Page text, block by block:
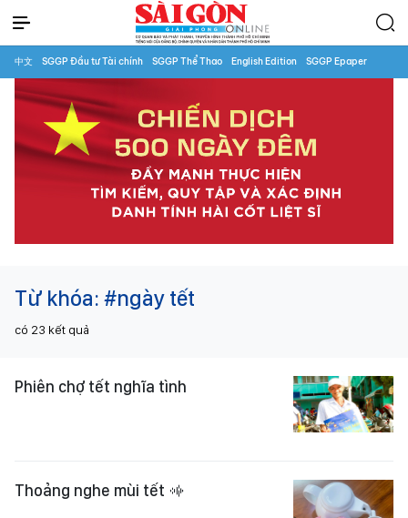
中文 SGGP Đầu tư Tài chính SGGP Thể Thao English Edition SGGP Epaper
Từ khóa: #ngày tết
có 23 kết quả
Phiên chợ tết nghĩa tình
Thoảng nghe mùi tết